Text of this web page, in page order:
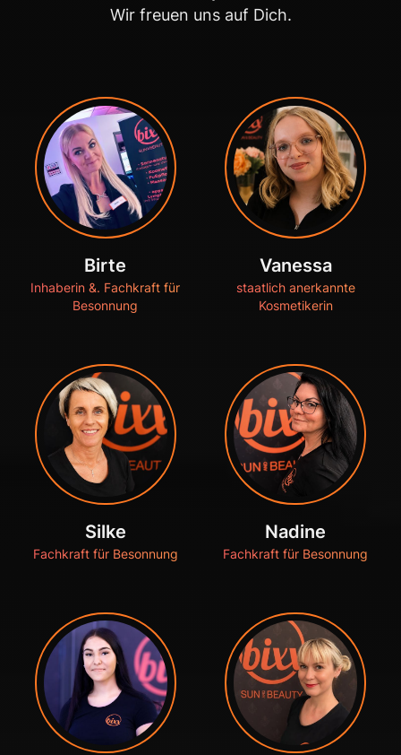
Wir freuen uns auf Dich.
Birte
Inhaberin &. Fachkraft für
Besonnung
Vanessa
staatlich anerkannte
Kosmetikerin
Silke
Fachkraft für Besonnung
Nadine
Fachkraft für Besonnung